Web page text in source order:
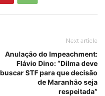
Next article
Anulação do Impeachment:
Flávio Dino: “Dilma deve
buscar STF para que decisão
de Maranhão seja
respeitada”